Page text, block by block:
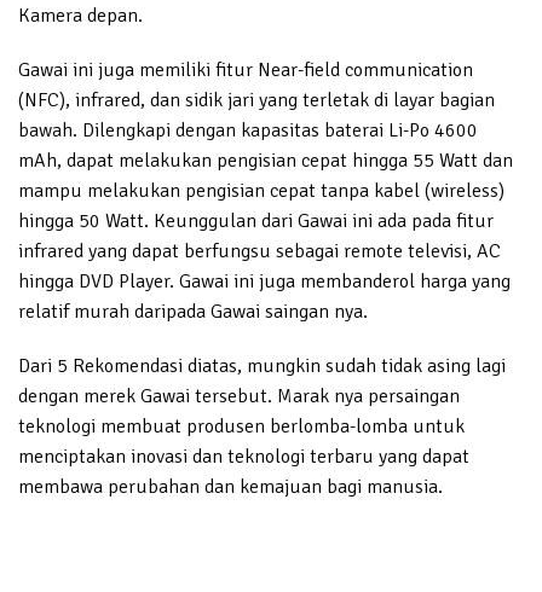
Kamera depan.
Gawai ini juga memiliki fitur Near-field communication
(NFC), infrared, dan sidik jari yang terletak di layar bagian
bawah. Dilengkapi dengan kapasitas baterai Li-Po 4600
mAh, dapat melakukan pengisian cepat hingga 55 Watt dan
mampu melakukan pengisian cepat tanpa kabel (wireless)
hingga 50 Watt. Keunggulan dari Gawai ini ada pada fitur
infrared yang dapat berfungsu sebagai remote televisi, AC
hingga DVD Player. Gawai ini juga membanderol harga yang
relatif murah daripada Gawai saingan nya.
Dari 5 Rekomendasi diatas, mungkin sudah tidak asing lagi
dengan merek Gawai tersebut. Marak nya persaingan
teknologi membuat produsen berlomba-lomba untuk
menciptakan inovasi dan teknologi terbaru yang dapat
membawa perubahan dan kemajuan bagi manusia.